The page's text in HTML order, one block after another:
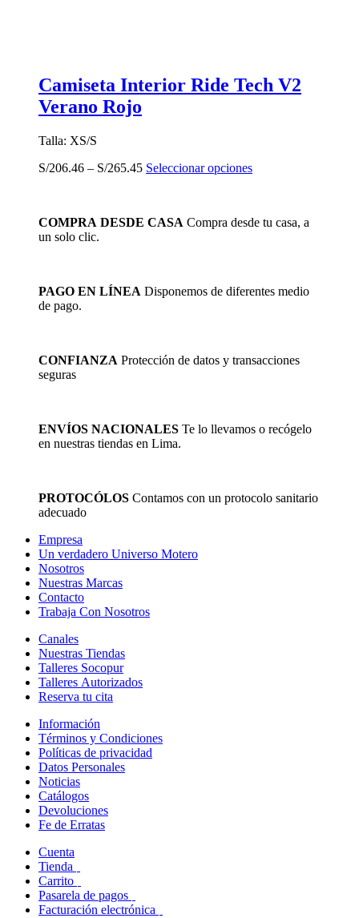
Camiseta Interior Ride Tech V2
Verano Rojo
Talla: XS/S
S/206.46 – S/265.45 Seleccionar opcionesEste
variantes.
elegir
producto
COMPRA DESDE CASA Compra desde tu casa, a
un solo clic.
PAGO EN LÍNEA Disponemos de diferentes medio
de pago.
CONFIANZA Protección de datos y transacciones
seguras
ENVÍOS NACIONALES Te lo llevamos o recógelo
en nuestras tiendas en Lima.
PROTOCÓLOS Contamos con un protocolo sanitario
adecuado
Empresa
Un verdadero Universo Motero
Nosotros
Nuestras Marcas
Contacto
Trabaja Con Nosotros
Canales
Nuestras Tiendas
Talleres Socopur
Talleres Autorizados
Reserva tu cita
Información
Términos y Condiciones
Políticas de privacidad
Datos Personales
Noticias
Catálogos
Devoluciones
Fe de Erratas
Cuenta
Tienda
Carrito
Pasarela de pagos
Facturación electrónica